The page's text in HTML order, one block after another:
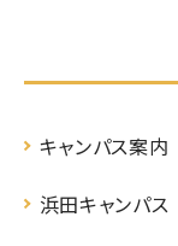
キャンパス案内
浜田キャンパス